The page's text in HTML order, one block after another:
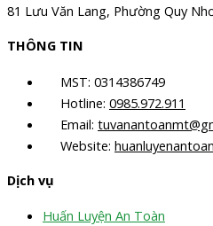
81 Lưu Văn Lang, Phường Quy
THÔNG TIN
MST: 0314386749
Hotline: 0985.972.911
Email:
Website:
Dịch vụ
Huấn Luyện An Toàn